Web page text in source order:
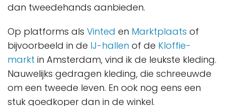
dan tweedehands aanbieden.
Op platforms als Vinted en Marktplaats of
bijvoorbeeld in de IJ-hallen of de Kloffie-
markt in Amsterdam, vind ik de leukste kleding.
Nauwelijks gedragen kleding, die schreeuwde
om een tweede leven. En ook nog eens een
stuk goedkoper dan in de winkel.